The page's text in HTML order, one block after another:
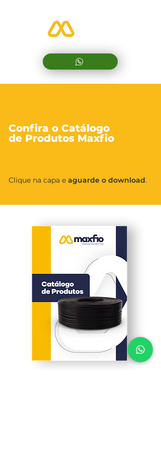
Confira o Catálogo
de Produtos Maxfio
Clique na capa e aguarde o download.